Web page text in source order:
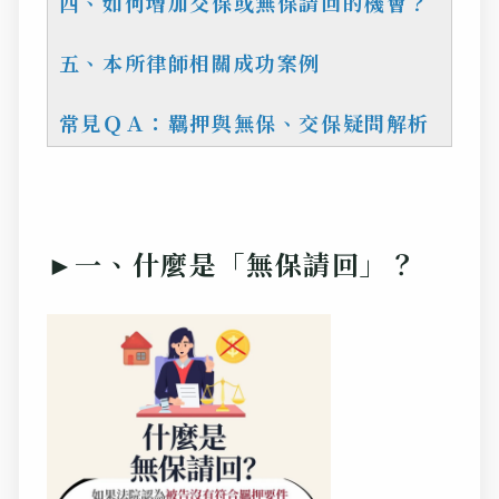
五、本所律師相關成功案例
常見ＱＡ：羈押與無保、交保疑問解析
►一、什麼是「無保請回」？